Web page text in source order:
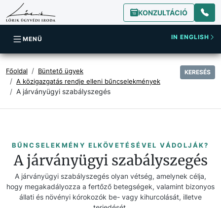
KONZULTÁCIÓ
MENÜ IN ENGLISH
Főoldal
Büntető ügyek
A közigazgatás rendje elleni bűncselekmények
A járványügyi szabályszegés
KERESÉS
BŰNCSELEKMÉNY ELKÖVETÉSÉVEL VÁDOLJÁK?
A járványügyi szabályszegés
A járványügyi szabályszegés olyan vétség, amelynek célja,
hogy megakadályozza a fertőző betegségek, valamint bizonyos
állati és növényi kórokozók be- vagy kihurcolását, illetve